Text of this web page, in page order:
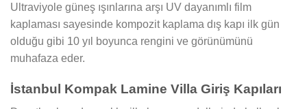
Ultraviyole güneş ışınlarına arşı UV dayanımlı film
kaplaması sayesinde kompozit kaplama dış kapı ilk gün
olduğu gibi 10 yıl boyunca rengini ve görünümünü
muhafaza eder.
İstanbul Kompak Lamine Villa Giriş Kapıları